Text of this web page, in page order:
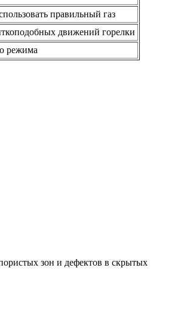
правильный газ
движений горелки
режима
зон и дефектов в скрытых